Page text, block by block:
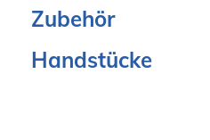
Zubehör
Handstücke